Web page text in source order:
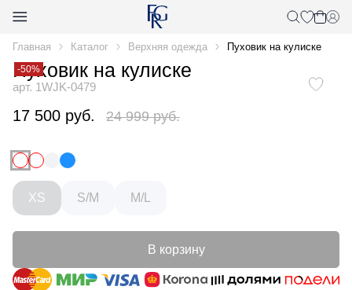
Главная Каталог Верхняя одежда Пуховик на кулиске
-50%
Пуховик на кулиске
арт. 1WJK-0479
17 500 руб. 24 999 руб.
XS S/M M/L
В корзину